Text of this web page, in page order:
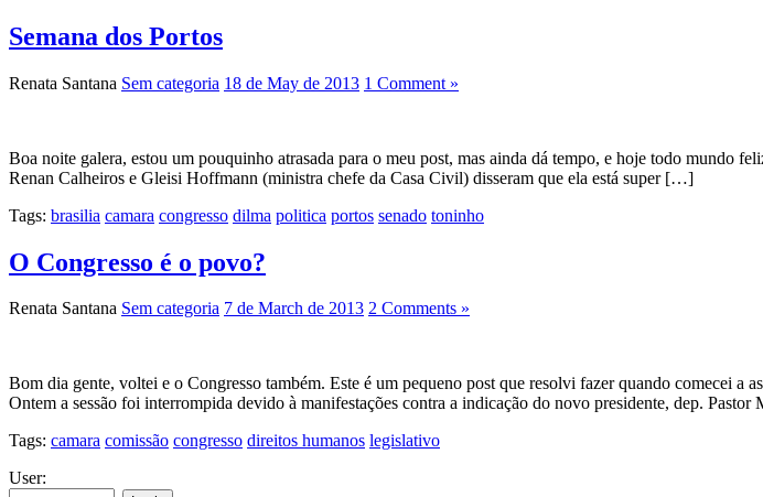
Semana dos Portos
Renata Santana Sem categoria 18 de May de 2013 1 Comment »
Boa noite galera, estou um pouquinho atrasada para o meu post, mas ainda dá tempo, e hoje todo mundo
Renan Calheiros e Gleisi Hoffmann (ministra chefe da Casa Civil) disseram que ela está super […]
Tags: brasilia camara congresso dilma politica portos senado toninho
O Congresso é o povo?
Renata Santana Sem categoria 7 de March de 2013 2 Comments »
Bom dia gente, voltei e o Congresso também. Este é um pequeno post que resolvi fazer quando comecei
Ontem a sessão foi interrompida devido à manifestações contra a indicação do novo presidente, dep.
Tags: camara comissão congresso direitos humanos legislativo
User: